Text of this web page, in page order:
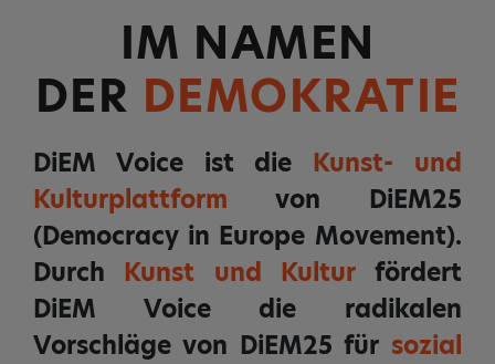
IM NAMEN
DER DEMOKRATIE
DiEM Voice ist die Kunst- und
Kulturplattform von DiEM25
(Democracy in Europe Movement).
Durch Kunst und Kulturfördert
DiEM Voice die radikalen
Vorschläge von DiEM25 für sozial